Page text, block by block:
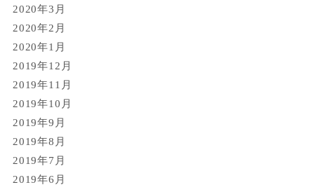
2020年3月
2020年2月
2020年1月
2019年12月
2019年11月
2019年10月
2019年9月
2019年8月
2019年7月
2019年6月